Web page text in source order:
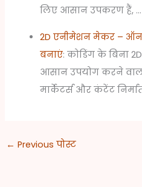
लिए आसान उपकरण हैं, …
2D एनीमेशन मेकर –
बनाएं: कोडिंग के बिना
आसान उपयोग करने
मार्केटर्स और कंटेंट
← Previous पोस्ट